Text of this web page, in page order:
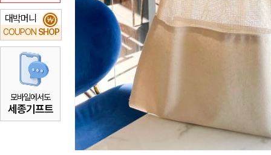
대박머니
COUPON SHOP
₩
모바일에서도
세종기프트